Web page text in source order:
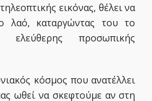
εικόνας, θέλει να
λαό, καταργώντας του το
ελεύθερης προσωπικής
κόσμος που ανατέλλει
ωθεί να σκεφτούμε αν στη